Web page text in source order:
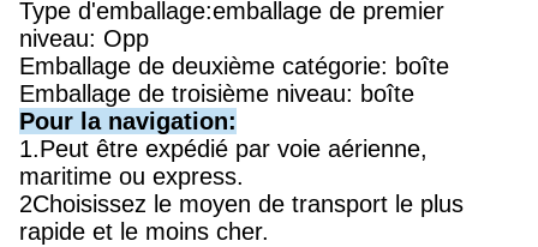
Type d'emballage:emballage de premier
niveau: Opp
Emballage de deuxième catégorie: boîte
Emballage de troisième niveau: boîte
Pour la navigation:
1.Peut être expédié par voie aérienne,
maritime ou express.
2Choisissez le moyen de transport le plus
rapide et le moins cher.